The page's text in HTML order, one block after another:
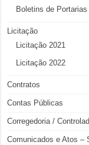
Boletins de Portarias
Licitação
Licitação 2021
Licitação 2022
Contratos
Contas Públicas
Corregedoria /
Comunicados e Atos –